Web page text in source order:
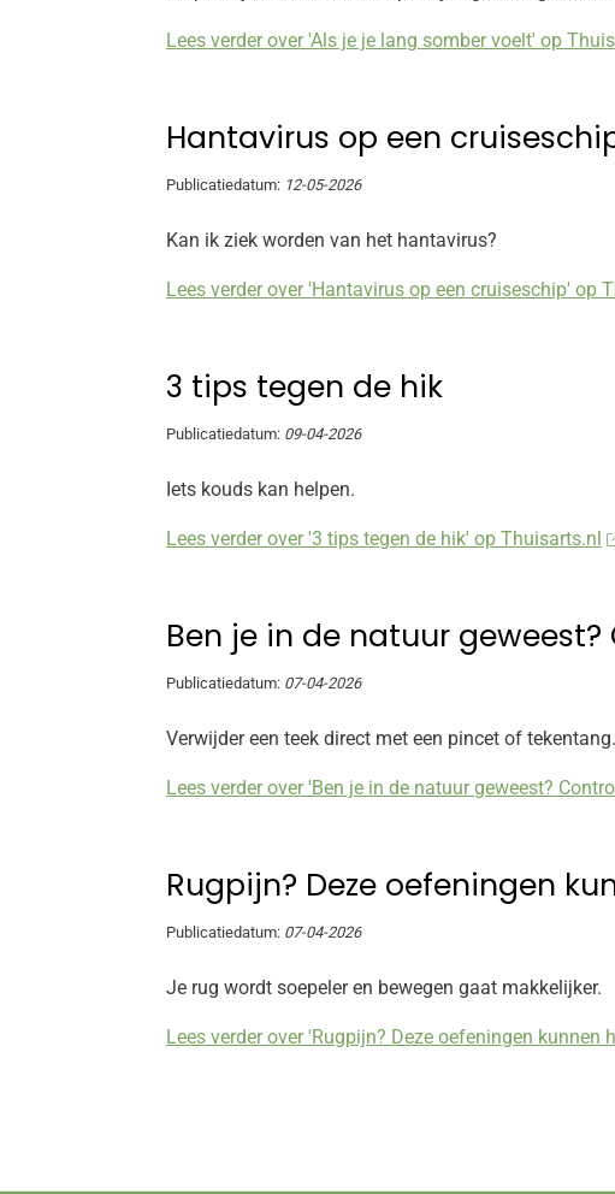
Lees verder over 'Als je je lang somber voelt' op
Hantavirus op een
Publicatiedatum: 12-05-2026
Kan ik ziek worden van het hantavirus?
Lees verder over 'Hantavirus op een cruiseschip' op
3 tips tegen de hik
Publicatiedatum: 09-04-2026
Iets kouds kan helpen.
Lees verder over '3 tips tegen de hik' op Thuisarts.nl
Ben je in de natuur
Publicatiedatum: 07-04-2026
Verwijder een teek direct met een pincet of tekentang.
Lees verder over 'Ben je in de natuur geweest?
Rugpijn? Deze oefeningen
Publicatiedatum: 07-04-2026
Je rug wordt soepeler en bewegen gaat makkelijker.
Lees verder over 'Rugpijn? Deze oefeningen kunnen